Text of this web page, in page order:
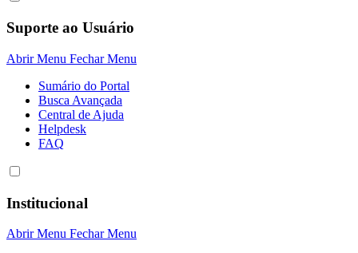
Suporte ao Usuário
Abrir Menu Fechar Menu
Sumário do Portal
Busca Avançada
Central de Ajuda
Helpdesk
FAQ
Institucional
Abrir Menu Fechar Menu